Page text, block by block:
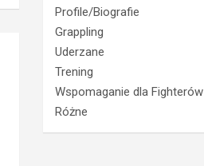
Profile/Biografie
Grappling
Uderzane
Trening
Wspomaganie dla Fighterów
Różne